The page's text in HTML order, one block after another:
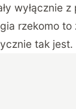
wyłącznie
rzekomo to
tak jest.